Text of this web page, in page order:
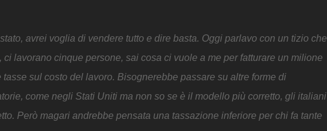
avrei voglia di vendere tutto e dire basta. Oggi parlavo con un tizio che
lavorano cinque persone, sai cosa ci vuole a me per fatturare un milione
sul costo del lavoro. Bisognerebbe passare su altre forme di
come negli Stati Uniti ma non so se è il modello più corretto, gli italiani
Però magari andrebbe pensata una tassazione inferiore per chi fa tante